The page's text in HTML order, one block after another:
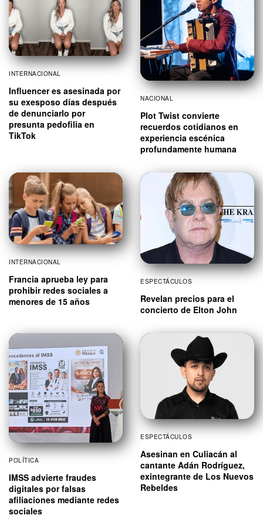
INTERNACIONAL
Influencer es asesinada por
su exesposo días después
de denunciarlo por
presunta pedofilia en
TikTok
NACIONAL
Plot Twist convierte
recuerdos cotidianos en
experiencia escénica
profundamente humana
INTERNACIONAL
Francia aprueba ley para
prohibir redes sociales a
menores de 15 años
ESPECTÁCULOS
Revelan precios para el
concierto de Elton John
POLÍTICA
IMSS advierte fraudes
digitales por falsas
afiliaciones mediante redes
sociales
ESPECTÁCULOS
Asesinan en Culiacán al
cantante Adán Rodríguez,
exintegrante de Los Nuevos
Rebeldes